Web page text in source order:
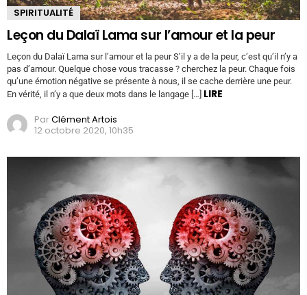
SPIRITUALITÉ
Leçon du Dalaï Lama sur l’amour et la peur
Leçon du Dalaï Lama sur l’amour et la peur S’il y a de la peur, c’est qu’il n’y a
pas d’amour. Quelque chose vous tracasse ? cherchez la peur. Chaque fois
qu’une émotion négative se présente à nous, il se cache derrière une peur.
En vérité, il n’y a que deux mots dans le langage […] LIRE
ParClément Artois
12 octobre 2020, 10h35